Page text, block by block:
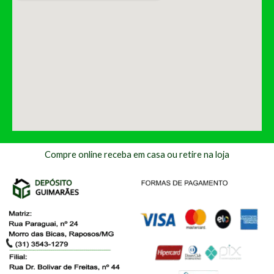
Compre online receba em casa ou retire na loja